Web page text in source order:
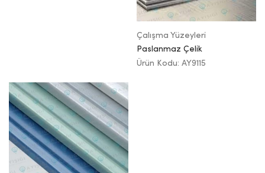
Çalışma Yüzeyleri
Paslanmaz Çelik
Ürün Kodu: AY9115